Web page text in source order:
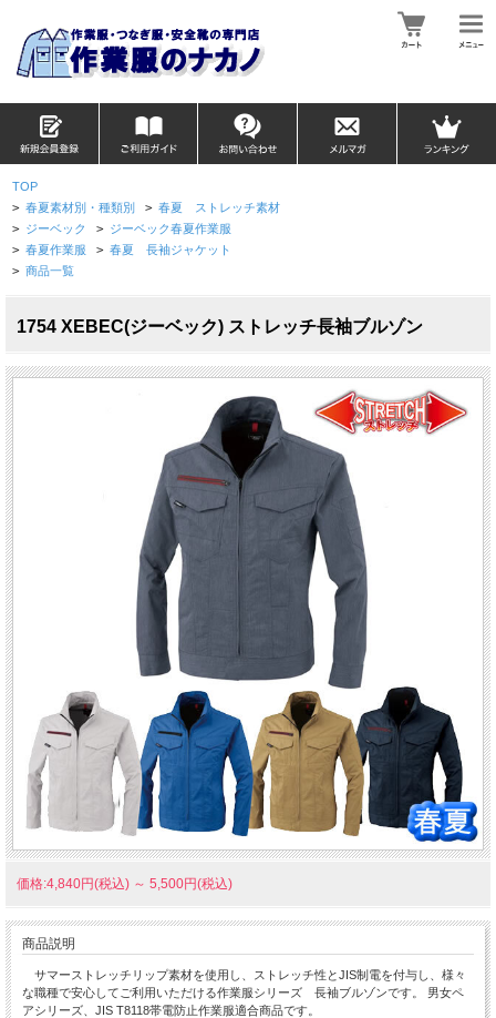
TOP
> 春夏素材別・種類別 > 春夏 ストレッチ素材
> ジーベック > ジーベック春夏作業服
> 春夏作業服 > 春夏 長袖ジャケット
> 商品一覧
1754 XEBEC(ジーベック) ストレッチ長袖ブルゾン
価格:4,840円(税込) ～ 5,500円(税込)
商品説明
サマーストレッチリップ素材を使用し、ストレッチ性とJIS制電を付与し、様々
な職種で安心してご利用いただける作業服シリーズ 長袖ブルゾンです。 男女ペ
アシリーズ、JIS T8118帯電防止作業服適合商品です。